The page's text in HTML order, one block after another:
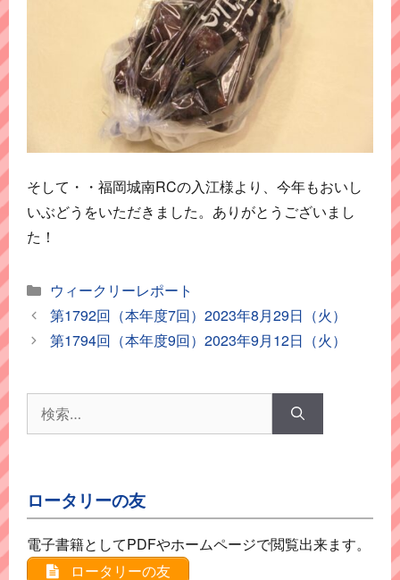
そして・・福岡城南RCの入江様より、今年もおいし
いぶどうをいただきました。ありがとうございまし
た！
カ
テ
ゴ
リ
ウィークリーレポート
第1792回（本年度7回）2023年8月29日（火）
第1794回（本年度9回）2023年9月12日（火）
索:
ロータリーの友
電子書籍としてPDFやホームページで閲覧出来ます。
ロータリーの友